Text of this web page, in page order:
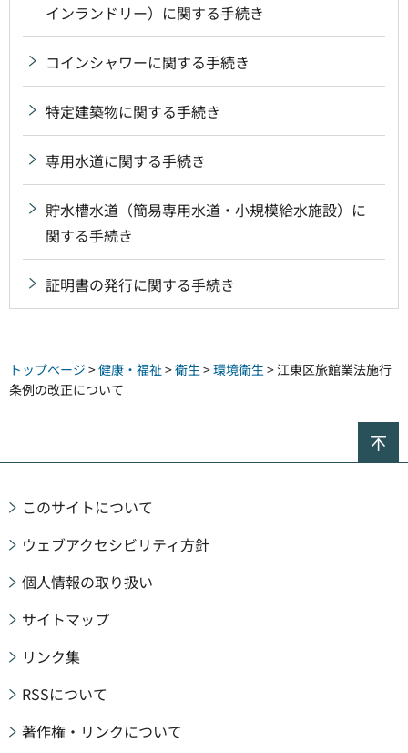
インランドリー）に関する手続き
コインシャワーに関する手続き
特定建築物に関する手続き
専用水道に関する手続き
貯水槽水道（簡易専用水道・小規模給水施設）に
関する手続き
証明書の発行に関する手続き
トップページ >健康・福祉 >衛生 >環境衛生 > 江東区旅館業法施行
条例の改正について
このサイトについて
ウェブアクセシビリティ方針
個人情報の取り扱い
サイトマップ
リンク集
RSSについて
著作権・リンクについて